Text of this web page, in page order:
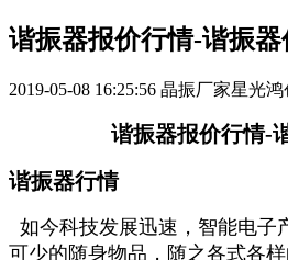
谐振器报价行情-谐振器
2019-05-08 16:25:56 晶振厂家星光鸿
谐振器报价行情-
谐振器行情
如今科技发展迅速，智能电子
可少的随身物品，随之各式各